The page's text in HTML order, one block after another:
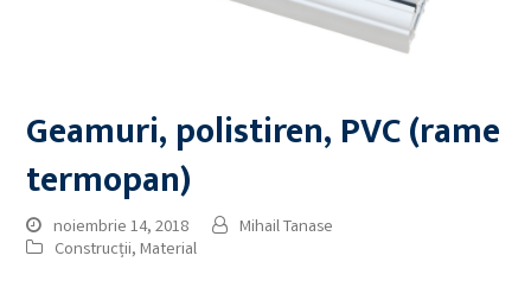
Geamuri, polistiren, PVC (rame
termopan)
noiembrie 14, 2018
Mihail Tanase
Construcții,Material